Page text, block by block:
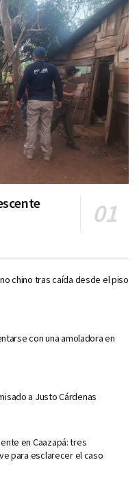
chino tras caída desde el piso
con una amoladora en
a Justo Cárdenas
en Caazapá: tres
para esclarecer el caso